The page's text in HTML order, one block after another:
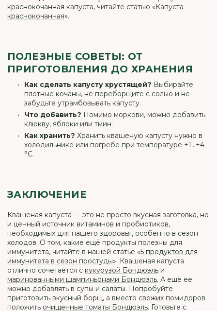
краснокочанная капуста, читайте статью «Капуста
краснокочанная».
ПОЛЕЗНЫЕ СОВЕТЫ: ОТ
ПРИГОТОВЛЕНИЯ ДО ХРАНЕНИЯ
Как сделать капусту хрустящей? Выбирайте
плотные кочаны, не переборщите с солью и не
забудьте утрамбовывать капусту.
Что добавить? Помимо моркови, можно добавить
клюкву, яблоки или тмин.
Как хранить? Хранить квашеную капусту нужно в
холодильнике или погребе при температуре +1...+4
°C.
ЗАКЛЮЧЕНИЕ
Квашеная капуста — это не просто вкусная заготовка, но
и ценный источник витаминов и пробиотиков,
необходимых для нашего здоровья, особенно в сезон
холодов. О том, какие ещё продукты полезны для
иммунитета, читайте в нашей статье «5 продуктов для
иммунитета в сезон простуды». Квашеная капуста
отлично сочетается с кукурузой Бондюэль и
маринованными шампиньонами Бондюэль. А ещё ее
можно добавлять в супы и салаты. Попробуйте
приготовить вкусный борщ, а вместо свежих помидоров
положить очищенные томаты Бондюэль. Готовьте с